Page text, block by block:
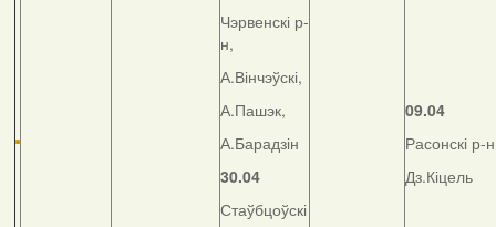
Чэрвенскі р-
н,
А.Вінчэўскі,
А.Пашэк,
А.Барадзін
30.04
Стаўбцоўскі
09.04
Расонскі р-
Дз.Кіцель